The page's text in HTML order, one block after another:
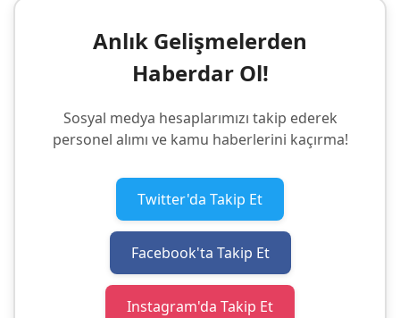
Anlık Gelişmelerden
Haberdar Ol!
Sosyal medya hesaplarımızı takip ederek
personel alımı ve kamu haberlerini kaçırma!
Twitter'da Takip Et
Facebook'ta Takip Et
Instagram'da Takip Et